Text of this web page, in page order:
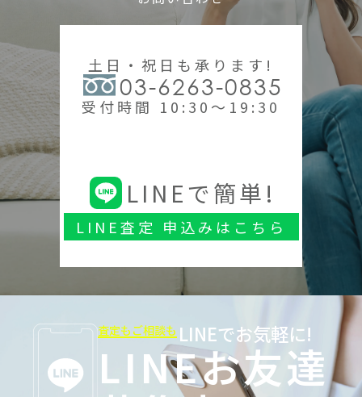
土日・祝日も承ります!
03-6263-0835
受付時間 10:30～19:30
LINEで簡単!
LINE査定 申込みはこちら
査定もご相談も LINEでお気軽に!
LINEお友達